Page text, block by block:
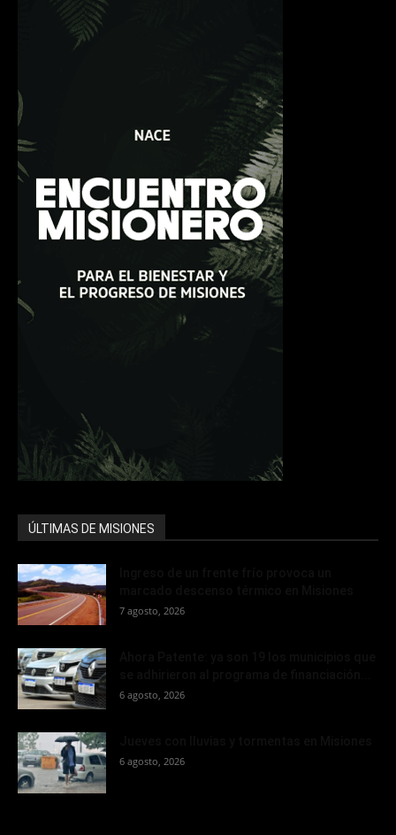
ÚLTIMAS DE MISIONES
7 agosto, 2026
6 agosto, 2026
6 agosto, 2026